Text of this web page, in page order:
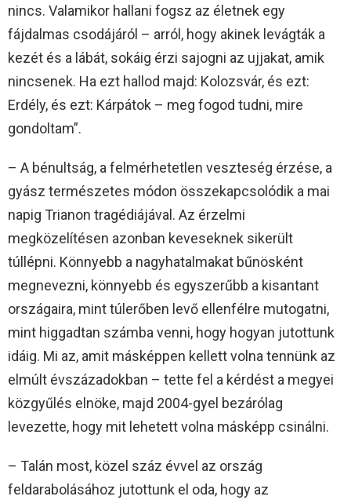
nincs. Valamikor hallani fogsz az életnek egy
fájdalmas csodájáról – arról, hogy akinek levágták a
kezét és a lábát, sokáig érzi sajogni az ujjakat, amik
nincsenek. Ha ezt hallod majd: Kolozsvár, és ezt:
Erdély, és ezt: Kárpátok – meg fogod tudni, mire
gondoltam”.
– A bénultság, a felmérhetetlen veszteség érzése, a
gyász természetes módon összekapcsolódik a mai
napig Trianon tragédiájával. Az érzelmi
megközelítésen azonban keveseknek sikerült
túllépni. Könnyebb a nagyhatalmakat bűnösként
megnevezni, könnyebb és egyszerűbb a kisantant
országaira, mint túlerőben levő ellenfélre mutogatni,
mint higgadtan számba venni, hogy hogyan jutottunk
idáig. Mi az, amit másképpen kellett volna tennünk az
elmúlt évszázadokban – tette fel a kérdést a megyei
közgyűlés elnöke, majd 2004-gyel bezárólag
levezette, hogy mit lehetett volna másképp csinálni.
– Talán most, közel száz évvel az ország
feldarabolásához jutottunk el oda, hogy az